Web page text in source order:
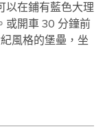
以在鋪有藍色大理
或開車 30 分鐘前
風格的堡壘，坐